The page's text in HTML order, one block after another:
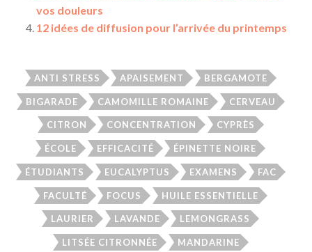
vos douleurs
12 idées de diffusion pour l’arrivée du printemps
ANTI STRESS APAISEMENT BERGAMOTE
BIGARADE CAMOMILLE ROMAINE CERVEAU
CITRON CONCENTRATION CYPRÈS
ÉCOLE EFFICACITÉ ÉPINETTE NOIRE
ÉTUDIANTS EUCALYPTUS EXAMENS FAC
FACULTÉ FOCUS HUILE ESSENTIELLE
LAURIER LAVANDE LEMONGRASS
LITSÉE CITRONNÉE MANDARINE